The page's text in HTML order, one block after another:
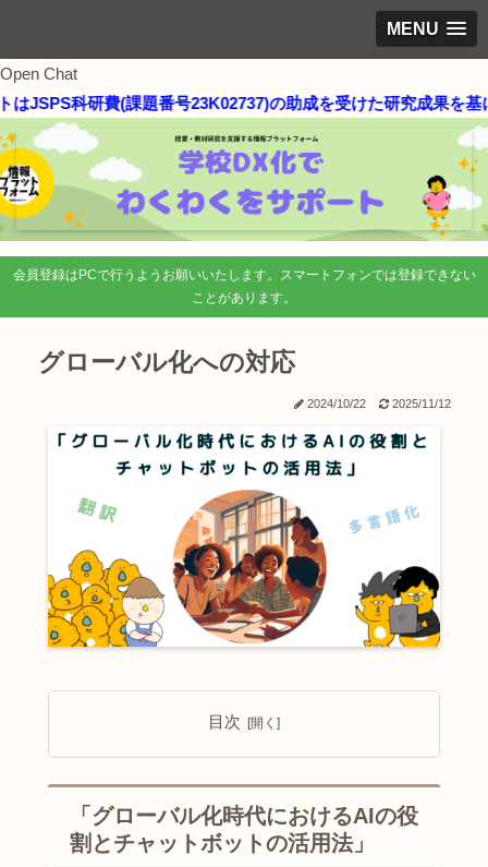
MENU
Open Chat
科研費(課題番号23K02737)の助成を受けた研究成果を基に作
会員登録はPCで行うようお願いいたします。スマートフォンでは登録できない
ことがあります。
グローバル化への対応
2024/10/22 2025/11/12
目次
「グローバル化時代におけるAIの役
割とチャットボットの活用法」